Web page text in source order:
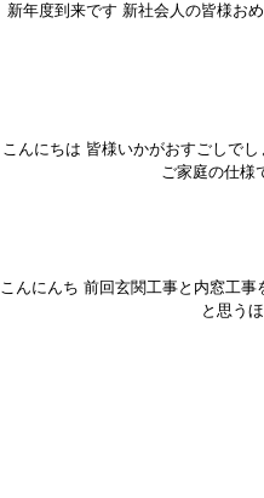
新年度到来です 新社会人の皆様お
こんにちは 皆様いかがおすごしで
ご家庭の仕様
こんにんち 前回玄関工事と内窓工
と思う